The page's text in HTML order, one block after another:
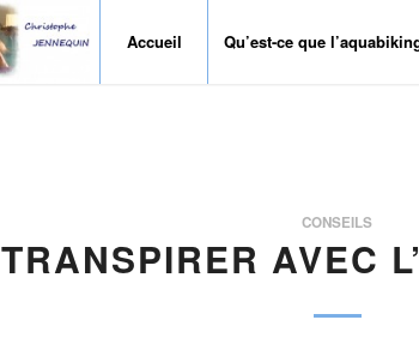
Accueil Qu’est-ce que
CONSEILS
TRANSPIRER AVEC